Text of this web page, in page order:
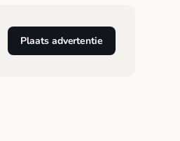
Plaats advertentie